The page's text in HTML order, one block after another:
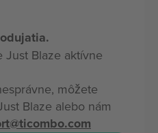
Just Blaze aktívne
môžete
Blaze alebo nám